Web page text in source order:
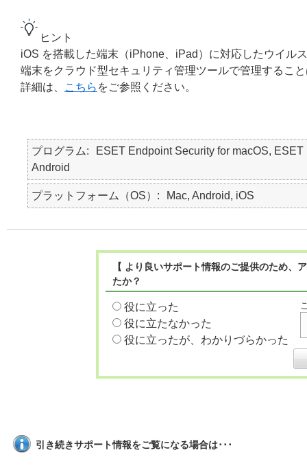
ヒント
iOS を搭載した端末（iPhone、iPad）に対応したウイル
端末をクラウド型セキュリティ管理ツールで管理するこ
詳細は、
こちら をご参照ください。
プログラム
ESET Endpoint Security for macOS,
Android
プラットフォーム（OS） Mac, Android, iOS
【 より良いサポート情報のご提供のため
たか？
役に立った
役に立たなかった
役に立ったが、わかりづらかった
引き続きサポート情報をご覧になる場合は･･･